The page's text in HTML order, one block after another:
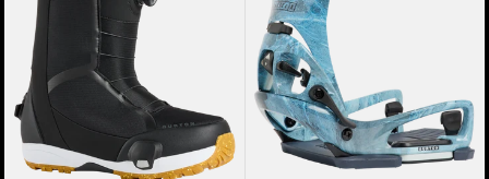
Snowboardboots
Herren
EST®
Snowboardbindung
für
Herren